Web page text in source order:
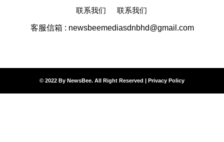
联系我们
联系我们
客服信箱 : newsbeemediasdnbhd@gmail.com
© 2022 By NewsBee. All Right Reserved | Privacy Policy